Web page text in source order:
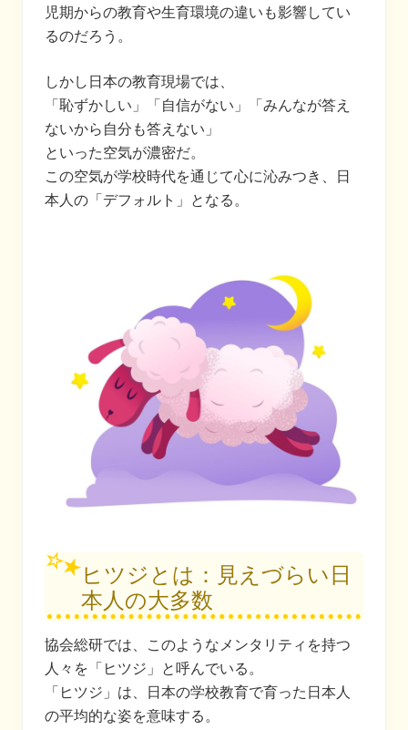
児期からの教育や生育環境の違いも影響してい
るのだろう。
しかし日本の教育現場では、
「恥ずかしい」「自信がない」「みんなが答え
ないから自分も答えない」
といった空気が濃密だ。
この空気が学校時代を通じて心に沁みつき、日
本人の「デフォルト」となる。
ヒツジとは：見えづらい日
本人の大多数
協会総研では、このようなメンタリティを持つ
人々を「ヒツジ」と呼んでいる。
「ヒツジ」は、日本の学校教育で育った日本人
の平均的な姿を意味する。